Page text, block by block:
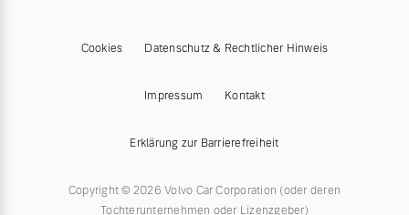
Cookies Datenschutz & Rechtlicher Hinweis
Impressum Kontakt
Erklärung zur Barrierefreiheit
Copyright © 2026 Volvo Car Corporation (oder deren
Tochterunternehmen oder Lizenzgeber)